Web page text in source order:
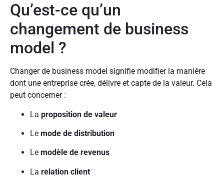
Qu’est-ce qu’un
changement de business
model ?
Changer de business model signifie modifier la manière
dont une entreprise crée, délivre et capte de la valeur. Cela
peut concerner :
La proposition de valeur
Le mode de distribution
Le modèle de revenus
La relation client